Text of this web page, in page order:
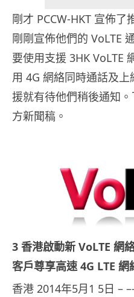
剛才 PCCW-HKT 宣佈了
剛剛宣佈他們的 VoLTE
要使用支援 3HK VoLTE
用 4G 網絡同時通話及
援就有待他們稍後通知
方新聞稿。
3 香港啟動新 VoLTE 網
客戶尊享高速 4G LTE
香港 2014年5月1 5日 –